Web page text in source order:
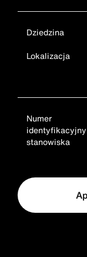
Dziedzina
Lokalizacja
Numer
identyfikacyjny
stanowiska